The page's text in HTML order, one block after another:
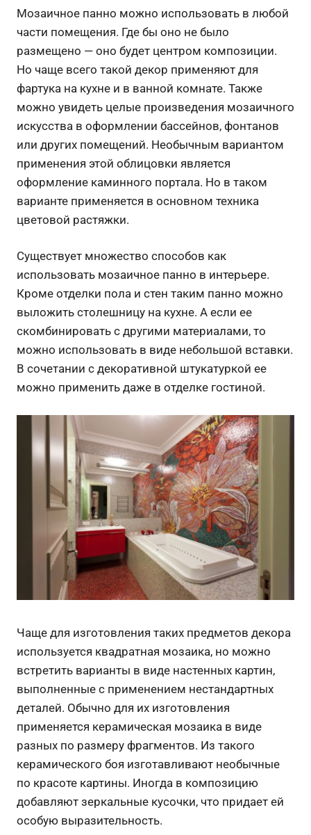
Мозаичное панно можно использовать в любой
части помещения. Где бы оно не было
размещено — оно будет центром композиции.
Но чаще всего такой декор применяют для
фартука на кухне и в ванной комнате. Также
можно увидеть целые произведения мозаичного
искусства в оформлении бассейнов, фонтанов
или других помещений. Необычным вариантом
применения этой облицовки является
оформление каминного портала. Но в таком
варианте применяется в основном техника
цветовой растяжки.
Существует множество способов как
использовать мозаичное панно в интерьере.
Кроме отделки пола и стен таким панно можно
выложить столешницу на кухне. А если ее
скомбинировать с другими материалами, то
можно использовать в виде небольшой вставки.
В сочетании с декоративной штукатуркой ее
можно применить даже в отделке гостиной.
Чаще для изготовления таких предметов декора
используется квадратная мозаика, но можно
встретить варианты в виде настенных картин,
выполненные с применением нестандартных
деталей. Обычно для их изготовления
применяется керамическая мозаика в виде
разных по размеру фрагментов. Из такого
керамического боя изготавливают необычные
по красоте картины. Иногда в композицию
добавляют зеркальные кусочки, что придает ей
особую выразительность.